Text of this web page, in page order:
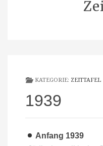
KATEGORIE: ZEITTAFEL
1939
Anfang 1939